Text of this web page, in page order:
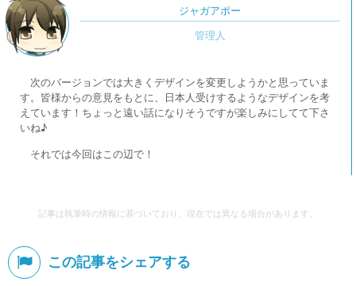
ジャガアポー
次のバージョンでは大きくデザインを変更しようかと思っていま
す。皆様からの意見をもとに、日本人受けするようなデザインを考
えています！ちょっと遠い話になりそうですが楽しみにしてて下さ
いね♪
それでは今回はこの辺で！
記事は執筆時の情報に基づいており、現在では異なる場合があります。
この記事をシェアする